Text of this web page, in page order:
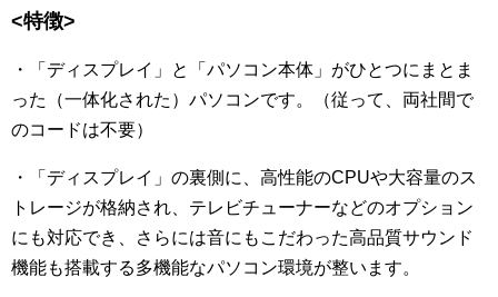
<特徴>
・「ディスプレイ」と「パソコン本体」がひとつにまとま
った（一体化された）パソコンです。（従って、両社間で
のコードは不要）
・「ディスプレイ」の裏側に、高性能のCPUや大容量のス
トレージが格納され、テレビチューナーなどのオプション
にも対応でき、さらには音にもこだわった高品質サウンド
機能も搭載する多機能なパソコン環境が整います。